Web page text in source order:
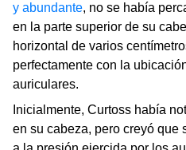
y abundante, no se había
en la parte superior de su
horizontal de varios
perfectamente con la
auriculares.
Inicialmente, Curtoss había
en su cabeza, pero creyó que